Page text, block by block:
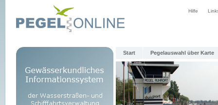
Hilfe
Start Pegelauswahl über Karte